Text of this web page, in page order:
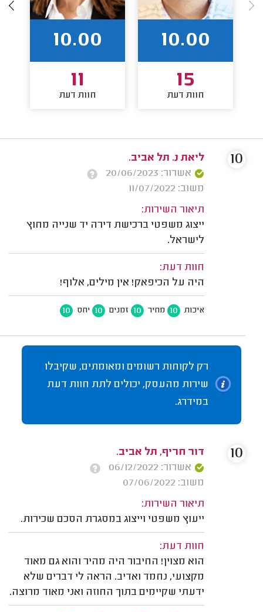
10.00
15
חוות דעת
10.00
11
חוות דעת
ליאת נ. תל אביב.
אשרור: 20/06/2023
משוב: 11/07/2022
תיאור השירות:
ייצוג משפטי ברכישת דירה יד שנייה מחוץ
לישראל.
חוות דעת:
היה על הכיפאק! אין מילים, אלוף!
איכות 10 מחיר 10 זמנים 10 יחס 10
10
רק לקוחות רשומים ומאומתים, שקיבלו
שירות מהעסק, יכולים לתת חוות דעת
במידרג.
דור חריף, תל אביב.
אשרור: 06/12/2022
משוב: 07/06/2022
תיאור השירות:
ייעוץ משפטי וייצוג במסגרת הסכם שכירות.
חוות דעת:
הוא מצוין! החיבור היה מהיר והוא גם מאוד
מקצועי, נחמד ואדיב. הראה לי דברים שלא
ידעתי שקיימים בתוך החוזה ואני מאוד מרוצה.
10